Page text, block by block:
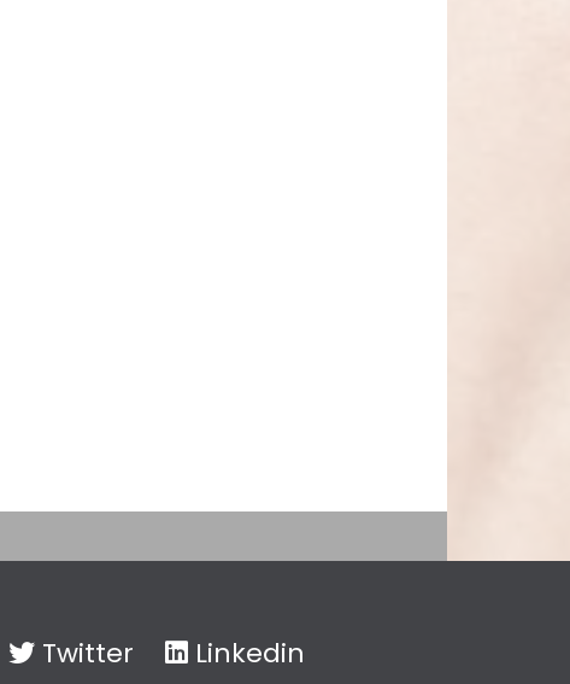
Twitter Linkedin